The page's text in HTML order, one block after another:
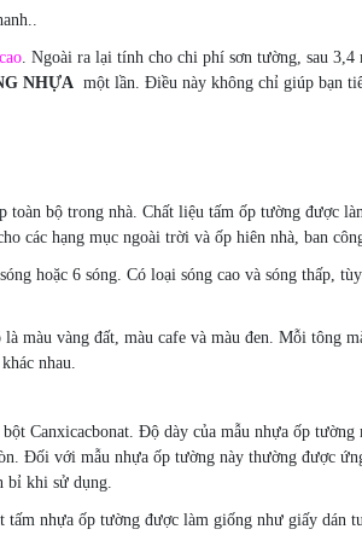
. Ngoài ra lại tính cho chi phí sơn tường, sau
NHỰA một lần. Điều này không chỉ giúp bạn
bộ trong nhà. Chất liệu tấm ốp tường được
các hạng mục ngoài trời và ốp hiên nhà, ban
hoặc 6 sóng. Có loại sóng cao và sóng thấp,
màu vàng đất, màu cafe và màu đen. Mỗi tông
nhau.
Canxicacbonat. Độ dày của mẫu nhựa ốp tường
Đối với mẫu nhựa ốp tường này thường được
bỉ khi sử dụng.
nhựa ốp tường được làm giống như giấy dán